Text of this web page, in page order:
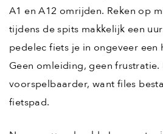
A1 en A12 omrijden. Reken op
tijdens de spits makkelijk een
pedelec fiets je in ongeveer een
Geen omleiding, geen frustratie.
voorspelbaarder, want files
fietspad.